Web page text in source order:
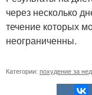
через несколько
течение которых
неограниченны.
Категории: похудение за